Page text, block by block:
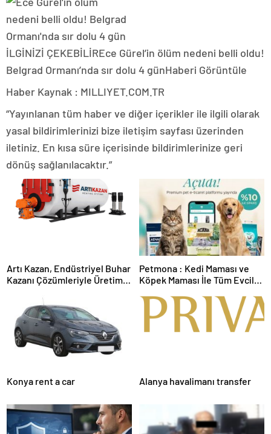
İLGİNİZİ ÇEKEBİLİREce Gürel’in ölüm nedeni belli oldu!
Belgrad Ormanı’nda sır dolu 4 günHaberi Görüntüle
Haber Kaynak : MILLIYET.COM.TR
“Yayınlanan tüm haber ve diğer içerikler ile ilgili olarak
yasal bildirimlerinizi bize iletişim sayfası üzerinden
iletiniz. En kısa süre içerisinde bildirimlerinize geri
dönüş sağlanılacaktır.”
Artı Kazan, Endüstriyel Buhar
Kazanı Çözümleriyle Üretim
Sunuyor
Petmona : Kedi Maması ve
Köpek Maması İle Tüm Evcil
Konya rent a car Alanya havalimanı transfer